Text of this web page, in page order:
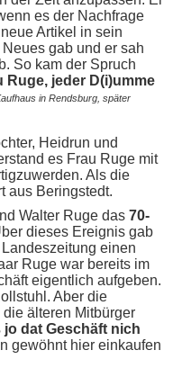
es der Nachfrage
Artikel in sein
gab und er sah
So kam der Spruch
Ruge, jeder D(i)umme
in Rendsburg, später
Heidrun und
es Frau Ruge mit
Als die
aus Beringstedt.
Walter Ruge das 70-
dieses Ereignis gab
einen
Ruge war bereits im
eigentlich aufgeben.
Aber die
älteren Mitbürger
jo dat Geschäft nich
gewöhnt hier einkaufen